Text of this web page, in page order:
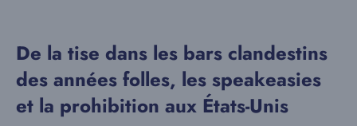
De la tise dans les bars clandestins
des années folles, les speakeasies
et la prohibition aux États-Unis